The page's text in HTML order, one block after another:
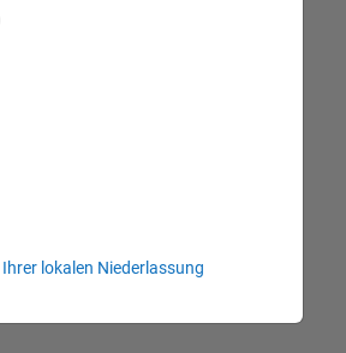
lokalen Niederlassung